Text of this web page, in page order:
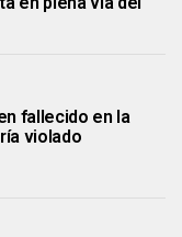
fallecido en la
violado